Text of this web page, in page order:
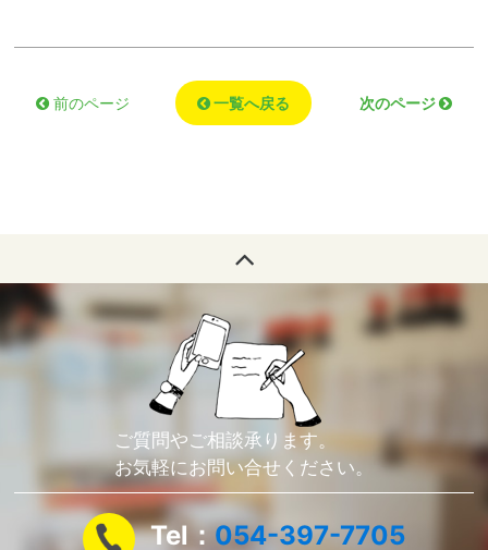
前のページ 一覧へ戻る 次のページ
ご質問やご相談承ります。
お気軽にお問い合せください。
Tel：054-397-7705